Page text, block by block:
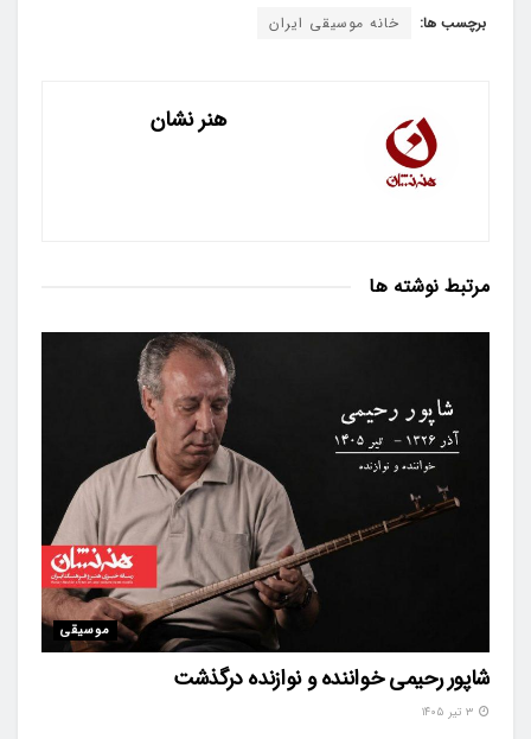
برچسب ها: خانه موسیقی ایران
هنر نشان
مرتبط نوشته ها
موسیقی
شاپور رحیمی خواننده و نوازنده درگذشت